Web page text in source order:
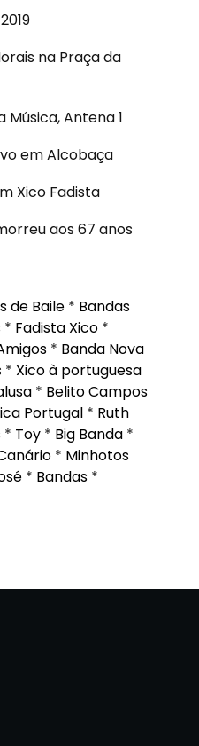
na Praça da
Música, Antena 1
em Alcobaça
Xico Fadista
aos 67 anos
de Baile * Bandas
* Fadista Xico *
* Banda Nova
* Xico à portuguesa
* Belito Campos
Portugal * Ruth
* Toy * Big Banda *
* Minhotos
* Bandas *